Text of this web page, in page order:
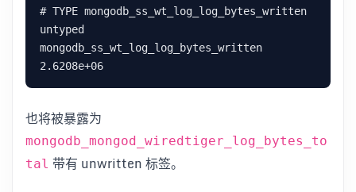
# TYPE mongodb_ss_wt_log_log_bytes_written
untyped
mongodb_ss_wt_log_log_bytes_written
也将被暴露为
mongodb_mongod_wiredtiger_log_bytes_to
tal 带有 unwritten 标签。